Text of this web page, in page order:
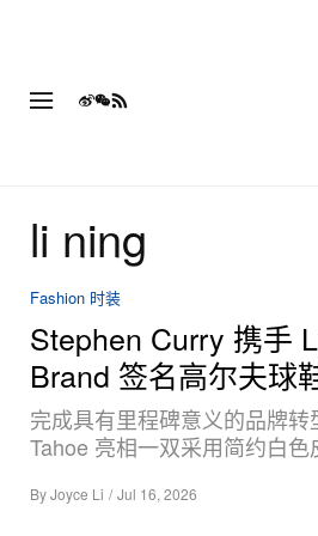
li ning
Fashion 时装
Stephen Curry 携手
Brand 签名高尔夫球
完成具有里程碑意义的品牌
Tahoe 亮相一双采用简约白色
ByJoyce Li / Jul 16, 2026